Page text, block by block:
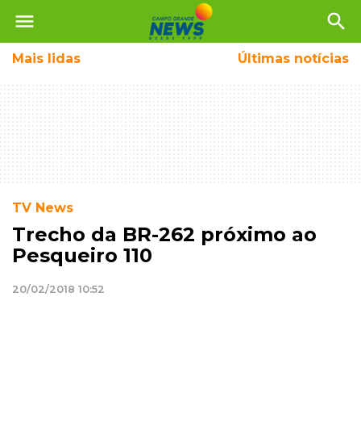
menu search
Mais lidas Últimas notícias
TV News
Trecho da BR-262 próximo ao
Pesqueiro 110
20/02/2018 10:52